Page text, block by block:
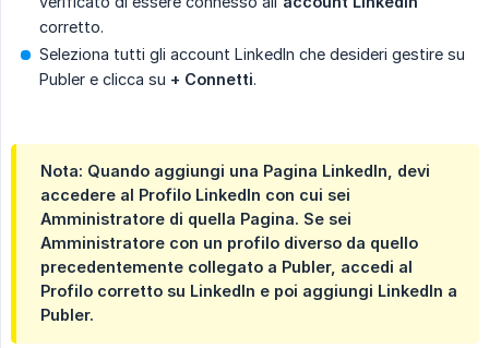
corretto.
Seleziona tutti gli account LinkedIn che desideri gestire su
Publer e clicca su + Connetti.
Nota: Quando aggiungi una Pagina LinkedIn, devi
accedere al Profilo LinkedIn con cui sei
Amministratore di quella Pagina. Se sei
Amministratore con un profilo diverso da quello
precedentemente collegato a Publer, accedi al
Profilo corretto su LinkedIn e poi aggiungi LinkedIn a
Publer.